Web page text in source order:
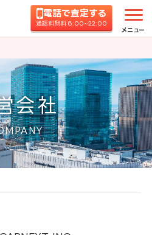
電話で査定する
通話料無料 8:00~22:00
メニュー
会社